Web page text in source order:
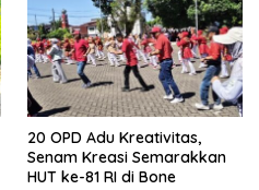
20 OPD Adu Kreativitas,
Senam Kreasi Semarakkan
HUT ke-81 RI di Bone